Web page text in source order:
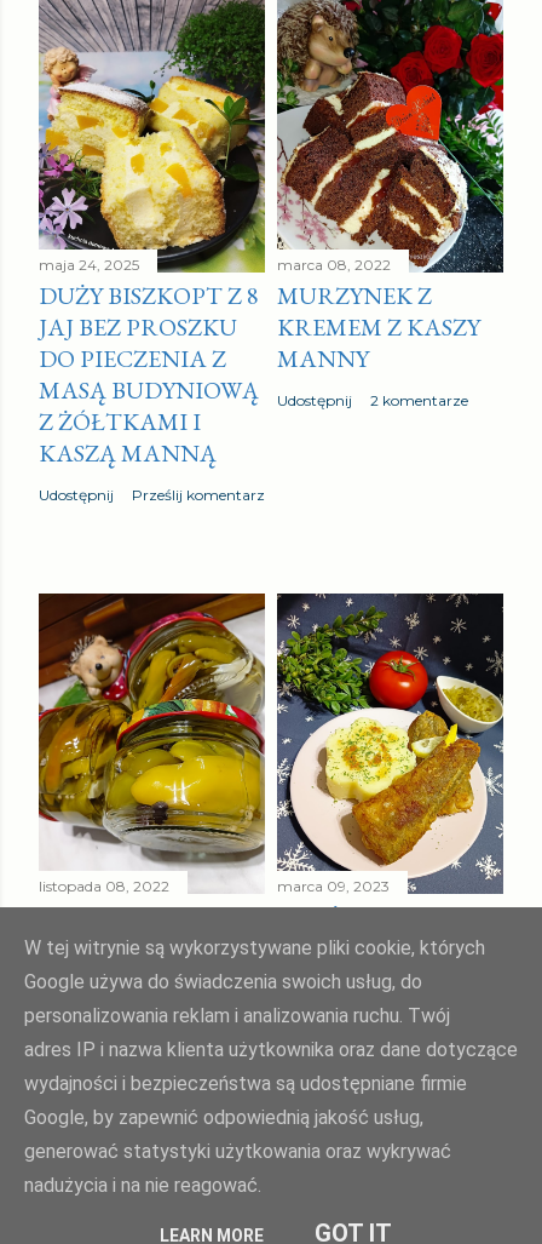
maja 24, 2025
DUŻY BISZKOPT Z 8
JAJ BEZ PROSZKU
DO PIECZENIA Z
MASĄ BUDYNIOWĄ
Z ŻÓŁTKAMI I
KASZĄ MANNĄ
Udostępnij Prześlij komentarz
marca 08, 2022
MURZYNEK Z
KREMEM Z KASZY
MANNY
Udostępnij 2 komentarze
listopada 08, 2022
PAPRYKA ZIELONA
W ZALEWIE
SŁODKO - KWAŚNEJ
Udostępnij Prześlij komentarz
marca 09, 2023
SMAŻONY
MORSZCZUK
TUSZKA
Udostępnij Prześlij komentarz
Agnieszka Żuk - Swojskie jedzonko, domowa kuchnia Agi
polityka prywatności| opiekun bloga:
W tej witrynie są wykorzystywane pliki cookie, których
Google używa do świadczenia swoich usług, do
personalizowania reklam i analizowania ruchu. Twój
adres IP i nazwa klienta użytkownika oraz dane dotyczące
wydajności i bezpieczeństwa są udostępniane firmie
Google, by zapewnić odpowiednią jakość usług,
generować statystyki użytkowania oraz wykrywać
nadużycia i na nie reagować.
LEARN MORE GOT IT